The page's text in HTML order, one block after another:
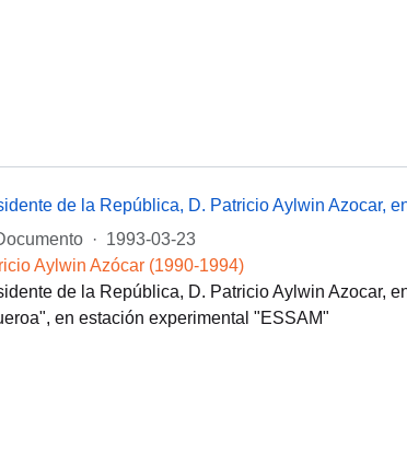
· 1993-03-23
Aylwin Azócar (1990-1994)
de la República, D. Patricio Aylwin Azocar,
en estación experimental "ESSAM"